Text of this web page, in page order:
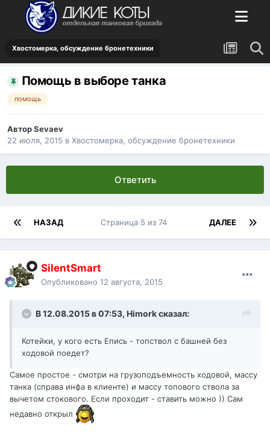
Хвостомерка, обсуждение бронетехники
Помощь в выборе танка
помощь
АвторSevaev
22 июля, 2015 в Хвостомерка, обсуждение бронетехники
Ответить
НАЗАД ДАЛЕЕ
Страница 5 из 74
SilentSmart
Опубликовано 12 августа, 2015
В 12.08.2015 в 07:53, Himorkсказал:
Котейки, у кого есть Епись - топствол с башней без
ходовой поедет?
Самое простое - смотри на грузоподъемность ходовой, массу
танка (справа инфа в клиенте) и массу топового ствола за
вычетом стокового. Если проходит - ставить можно )) Сам
недавно открыл